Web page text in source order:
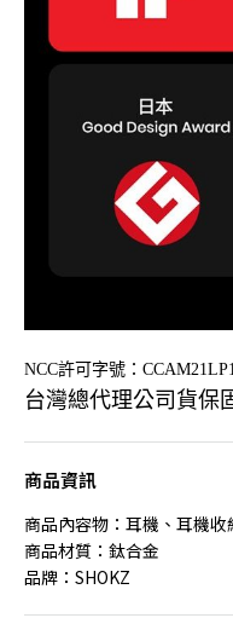
NCC許可字號：
台灣總代理公司貨保
商品資訊
商品內容物：耳機、耳機
商品材質：鈦合金
品牌：SHOKZ